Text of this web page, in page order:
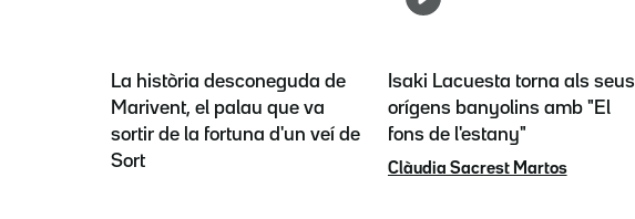
La història desconeguda de
Marivent, el palau que va
sortir de la fortuna d'un veí de
Sort
Isaki Lacuesta torna als seus
orígens banyolins amb "El
fons de l'estany"
Clàudia Sacrest Martos